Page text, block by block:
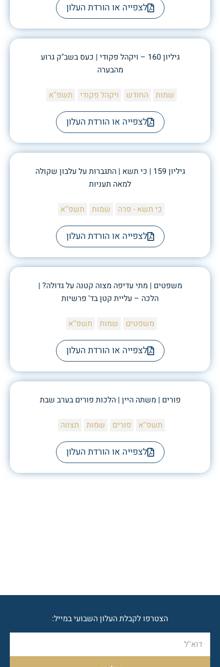
לצפייה או הורדת העלון
גיליון 160 – ויקהל פקודי | כעס בשב"ק גרוע
מהבערה
שמות החודש ויקהל פקודי תשפ''א
לצפייה או הורדת העלון
גיליון 159 | כי תשא | התגברות על עלבון שקולה
למאה תעניות
כי תשא - פרה שמות תשפ''א
לצפייה או הורדת העלון
משפטים | מתי עדיפה מצוה קטנה על גדולה? |
הלכה – עליית קטן בד' פרשיות
משפטים שמות תשפ''א
לצפייה או הורדת העלון
פורים | משתה היין | הלכות פורים בערב שבת
תשפ''א פורים שמות תצווה
לצפייה או הורדת העלון
הצטרפו לקבלת העלון השבועי במייל: